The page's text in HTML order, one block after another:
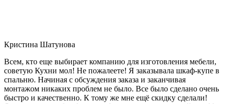
Кристина Шатунова
Всем, кто еще выбирает компанию для изготовления мебели,
советую Кухни мол! Не пожалеете! Я заказывала шкаф-купе в
спальню. Начиная с обсуждения заказа и заканчивая
монтажом никаких проблем не было. Все было сделано очень
быстро и качественно. К тому же мне ещё скидку сделали!